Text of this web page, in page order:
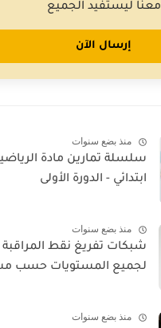
معنا ليستفيد الجميع
إرسال الآن
منذ بضع سنوات
سلسلة تمارين مادة
ابتدائي - الدورة الأولى
منذ بضع سنوات
شبكات تفريغ نقط
لجميع المستويات حسب
منذ بضع سنوات